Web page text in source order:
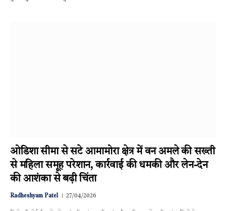
ओडिशा सीमा से सटे आमामोरा क्षेत्र में वन अमले की सख्ती
से महिला समूह परेशान, कार्रवाई की धमकी और लेन-देन
की आशंका से बढ़ी चिंता
Radheshyam Patel 27/04/2026